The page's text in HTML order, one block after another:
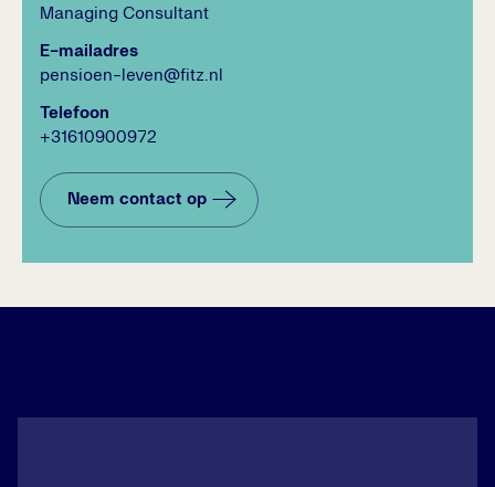
Managing Consultant
E-mailadres
pensioen-leven@fitz.nl
Telefoon
+31610900972
Neem contact op